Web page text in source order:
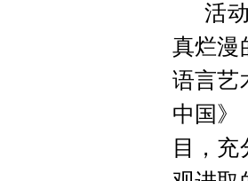
活
真烂漫
语言艺
中国》
目，